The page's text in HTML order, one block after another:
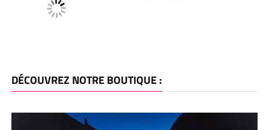
DÉCOUVREZ NOTRE BOUTIQUE :